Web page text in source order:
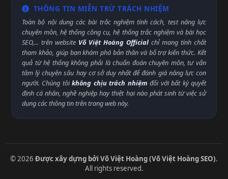
THÔNG TIN MIỄN TRỪ TRÁCH NHIỆM
Toàn bộ nội dung các bài trắc nghiệm tính cách, test năng lực
chuyên môn, hệ thống công cụ, hệ thống trắc nghiệm và bài học
SEO,... trên website Võ Việt Hoàng Official chỉ mang tính chất
tham khảo, giúp bạn khám phá bản thân và bổ trợ kiến thức. Kết
quả từ hệ thống không phải là chuẩn đoán chuyên môn, tư vấn
tâm lý chuyên sâu hay cơ sở duy nhất để đánh giá năng lực con
người. Chúng tôikhông chịu trách nhiệm đối với bất kỳ quyết
định cá nhân, nghề nghiệp hay thiệt hại nào phát sinh từ việc sử
dụng các thông tin trên trang web này.
© 2026 Được xây dựng bởi Võ Việt Hoàng (Võ Việt Hoàng SEO).
All rights reserved.